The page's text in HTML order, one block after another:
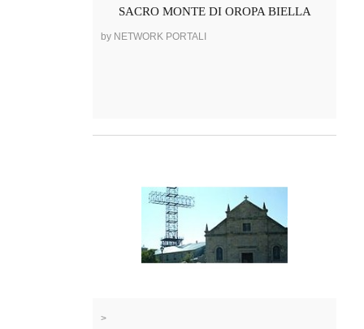
SACRO MONTE DI OROPA BIELLA
by NETWORK PORTALI
>